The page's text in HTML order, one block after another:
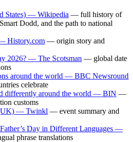
States) — Wikipedia — full history of
Dodd, and the path to national
History.com — origin story and
2026? — The Scotsman — global date
around the world — BBC Newsround
celebrate
differently around the world — BIN —
customs
(UK) — Twinkl — event summary and
Day in Different Languages —
phrase translations